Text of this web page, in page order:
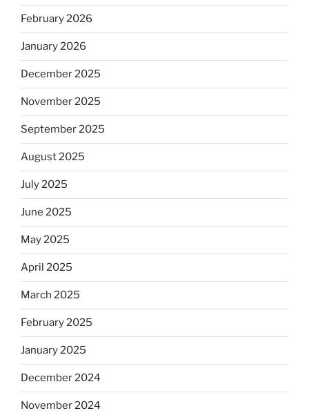
February 2026
January 2026
December 2025
November 2025
September 2025
August 2025
July 2025
June 2025
May 2025
April 2025
March 2025
February 2025
January 2025
December 2024
November 2024